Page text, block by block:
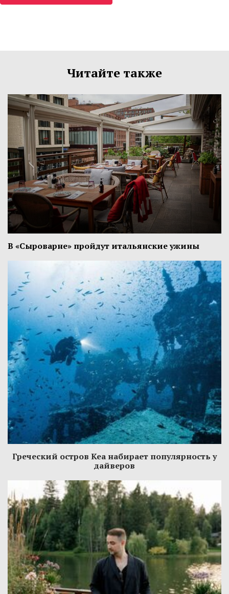
Читайте также
В «Сыроварне» пройдут итальянские ужины
Греческий остров Кеа набирает популярность у
дайверов